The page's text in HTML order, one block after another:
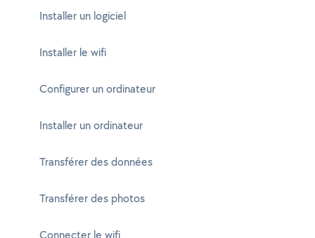
Installer un logiciel
Installer le wifi
Configurer un ordinateur
Installer un ordinateur
Transférer des données
Transférer des photos
Connecter le wifi